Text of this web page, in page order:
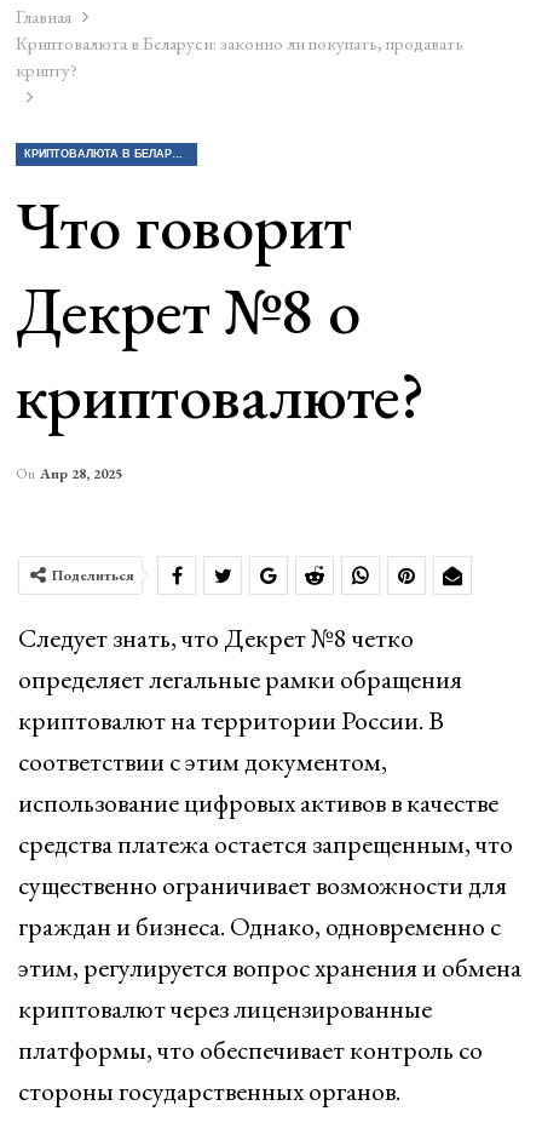
Главная
Криптовалюта в Беларуси: законно ли покупать, продавать
крипту?
КРИПТОВАЛЮТА В БЕЛАРУСИ: ЗАКОННО ЛИ ПОКУПАТЬ, ПРОДАВАТЬ КРИПТУ?
Что говорит
Декрет №8 о
криптовалюте?
On Апр 28, 2025
Поделиться
Следует знать, что Декрет №8 четко
определяет легальные рамки обращения
криптовалют на территории России. В
соответствии с этим документом,
использование цифровых активов в качестве
средства платежа остается запрещенным, что
существенно ограничивает возможности для
граждан и бизнеса. Однако, одновременно с
этим, регулируется вопрос хранения и обмена
криптовалют через лицензированные
платформы, что обеспечивает контроль со
стороны государственных органов.